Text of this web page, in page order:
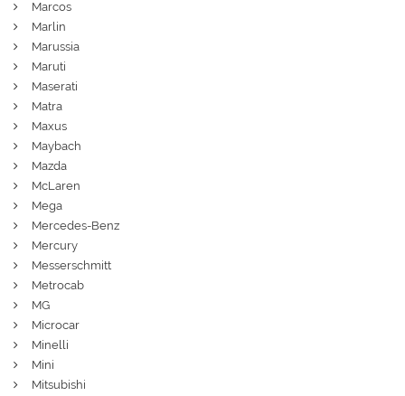
Marcos
Marlin
Marussia
Maruti
Maserati
Matra
Maxus
Maybach
Mazda
McLaren
Mega
Mercedes-Benz
Mercury
Messerschmitt
Metrocab
MG
Microcar
Minelli
Mini
Mitsubishi